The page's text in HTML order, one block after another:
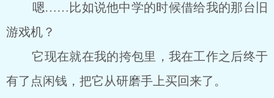
嗯……比如说他中学的时候借给我的那台旧
游戏机？
它现在就在我的挎包里，我在工作之后终于
有了点闲钱，把它从研磨手上买回来了。